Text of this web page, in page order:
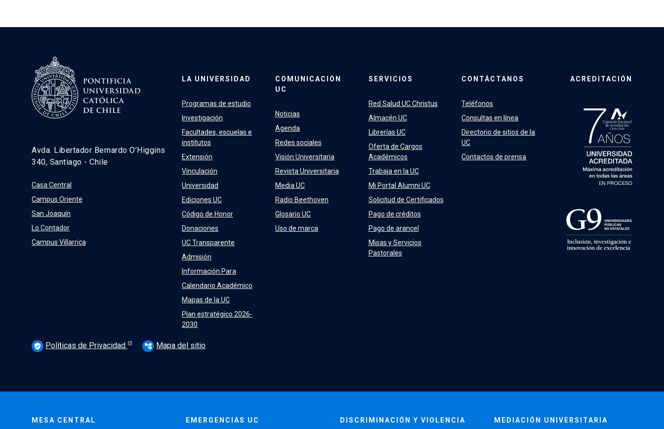
Avda. Libertador Bernardo O’Higgins
340, Santiago - Chile
Casa Central
Campus Oriente
San Joaquín
Lo Contador
Campus Villarrica
LA UNIVERSIDAD
Programas de estudio
Investigación
Facultades, escuelas e
institutos
Extensión
Vinculación
Universidad
Ediciones UC
Código de Honor
Donaciones
UC Transparente
Admisión
Información Para
Calendario Académico
Mapas de la UC
Plan estratégico 2026-
2030
COMUNICACIÓN
UC
Noticias
Agenda
Redes sociales
Visión Universitaria
Revista Universitaria
Media UC
Radio Beethoven
Glosario UC
Uso de marca
SERVICIOS
Red Salud UC Christus
Almacén UC
Librerías UC
Oferta de Cargos
Académicos
Trabaja en la UC
Mi Portal Alumni UC
Solicitud de Certificados
Pago de créditos
Pago de arancel
Misas y Servicios
Pastorales
CONTÁCTANOS
Teléfonos
Consultas en línea
Directorio de sitios de la
UC
Contactos de prensa
ACREDITACIÓN
verified_user Políticas de Privacidad account_tree Mapa del sitio
MESA CENTRAL EMERGENCIAS UC DISCRIMINACIÓN Y VIOLENCIA MEDIACIÓN UNIVERSITARIA